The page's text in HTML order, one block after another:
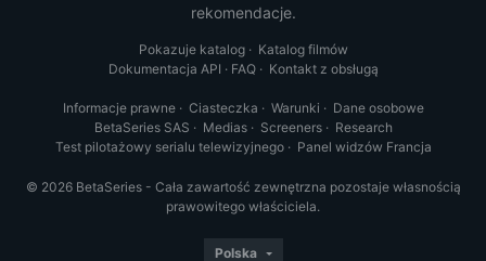
rekomendacje.
Pokazuje katalog· Katalog filmów
Dokumentacja API · FAQ· Kontakt z obsługą
Informacje prawne· Ciasteczka · Warunki · Dane osobowe
BetaSeries SAS · Medias· Screeners· Research
Test pilotażowy serialu telewizyjnego· Panel widzów Francja
© 2026 BetaSeries - Cała zawartość zewnętrzna pozostaje własnością
prawowitego właściciela.
Polska